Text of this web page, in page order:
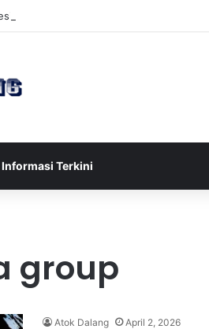
U-17 Tereliminasi, Berikut 4 Tim Lolos
Informasi Terkini
group
Atok Dalang April 2, 2026